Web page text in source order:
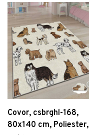
Covor, csbrghl-168,
80x140 cm, Poliester,